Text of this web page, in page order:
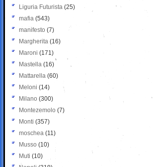
Liguria Futurista (25)
mafia (543)
manifesto (7)
Margherita (16)
Maroni (171)
Mastella (16)
Mattarella (60)
Meloni (14)
Milano (300)
Montezemolo (7)
Monti (357)
moschea (11)
Musso (10)
Muti (10)